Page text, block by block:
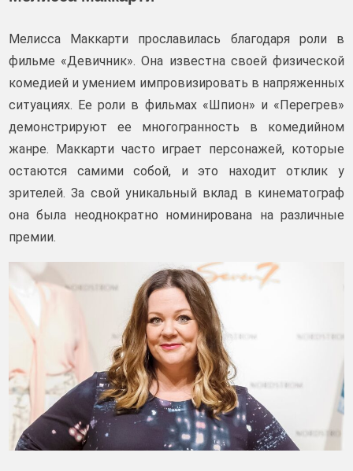
Мелисса Маккарти прославилась благодаря роли в
фильме «Девичник». Она известна своей физической
комедией и умением импровизировать в напряженных
ситуациях. Ее роли в фильмах «Шпион» и «Перегрев»
демонстрируют ее многогранность в комедийном
жанре. Маккарти часто играет персонажей, которые
остаются самими собой, и это находит отклик у
зрителей. За свой уникальный вклад в кинематограф
она была неоднократно номинирована на различные
премии.